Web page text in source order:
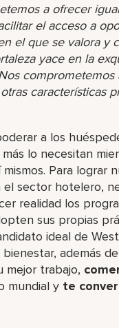
a ofrecer
el acceso a
el que se valora y
yace en la
características
a los
lo necesitan
Para lograr
sector hotelero,
realidad los
sus propias
ideal de
además
mejor trabajo,​
mundial y te